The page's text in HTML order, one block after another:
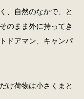
、自然のなかで、と
のまま外に持ってき
ドアマン、キャンパ
け荷物は小さくまと